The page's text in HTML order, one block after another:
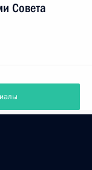
Совета